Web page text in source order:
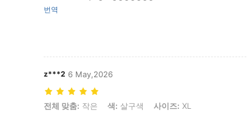
번역
z***2 6 May,2026
전체 맞춤: 작은, 색: 살구색, 사이즈: XL
전체 맞춤: 작은 색: 살구색 사이즈: XL